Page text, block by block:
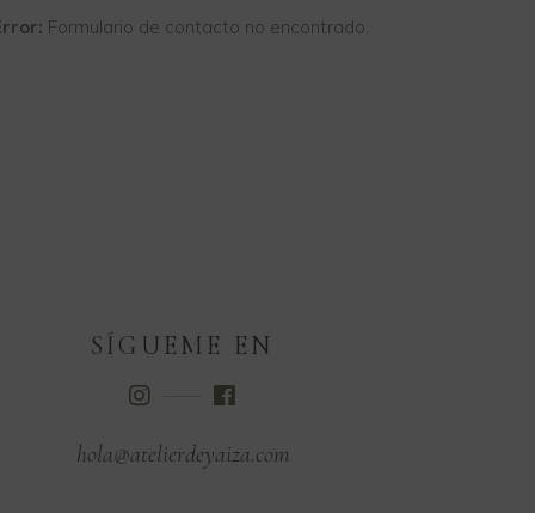
Formulario de contacto no encontrado.
SÍGUEME EN
hola@atelierdeyaiza.com